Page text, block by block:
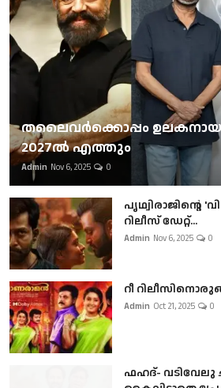
തലൈവര്‍ക്കൊപ്പം
2027ല്‍ എത്തും
Admin Nov 6, 2025 0
പൃഥ്വിരാജിന്റെ
റിലീസ് ഡേറ്റ്...
Admin Nov 6, 2025 0
റീ
Admin Oct 21, 2025 0
ഫഹദ്- വടിവേലു